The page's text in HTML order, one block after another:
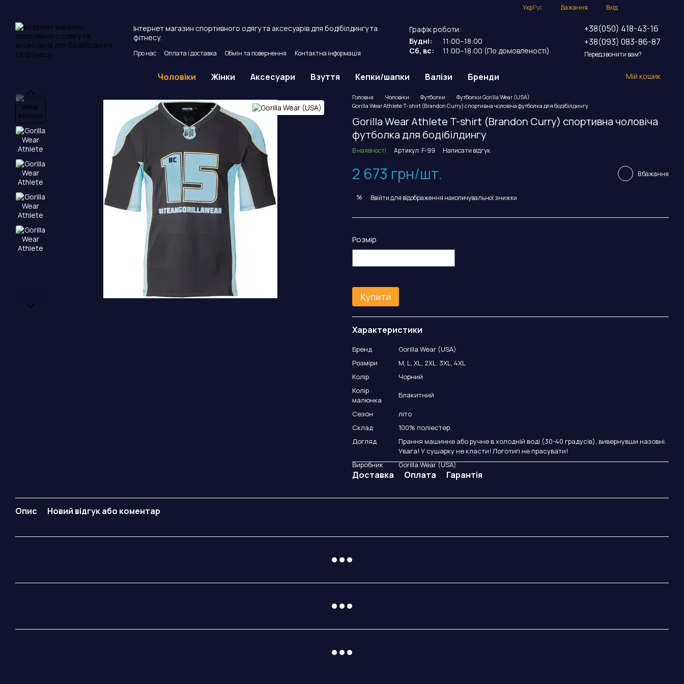
УкрРус Бажання Вхід
Інтернет магазин спортивного одягу та аксесуарів для бодібілдингу та
фітнесу.
Про нас Оплата і доставка Обмін та повернення
Контактна інформація
Графік роботи:
Будні:
11:00–18:00
Сб, вс:
11:00–18:00 (По домовленості)
+38(050) 418-43-16
+38(093) 083-86-87
Передзвонити вам?
Чоловіки Жінки Аксесуари Взуття Кепки/шапки Валізи Бренди Мій кошик
Головна Чоловіки Футболки
Футболки Gorilla Wear (USA)
Gorilla Wear Athlete T-shirt (Brandon Curry) спортивна чоловіча футболка для бодібілдингу
Gorilla Wear Athlete T-shirt (Brandon Curry) спортивна чоловіча
футболка для бодібілдингу
В наявності Артикул: F-99 Написати відгук
2 673 грн/шт. В бажання
% Ввійтидля відображення накопичувальної знижки
Розмір
Купити
Характеристики
Бренд
Gorilla Wear (USA)
Розміри
M, L, XL, 2XL, 3XL, 4XL
Колір
Чорний
Колір
малюнка
Блакитний
Сезон
літо
Склад
100% поліестер.
Догляд
Прання машинне або ручне в холодній воді (30-40 градусів), вивернувши назовні.
Увага! У сушарку не класти! Логотип не прасувати!
Виробник
Gorilla Wear (USA)
Доставка Оплата Гарантія
Опис Новий відгук або коментар